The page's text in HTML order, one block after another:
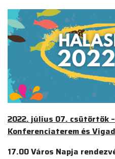
2022. július 07. csütörtök
Konferenciaterem és
17.00 Város Napja